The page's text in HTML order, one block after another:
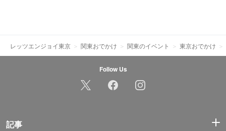
レッツエンジョイ東京 関東おでかけ 関東のイベント 東京おでかけ
Follow Us
記事